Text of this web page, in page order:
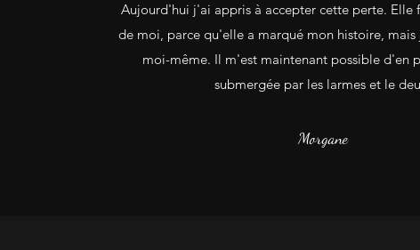
Aujourd'hui j'ai appris à accepter cette perte. Elle
de moi, parce qu'elle a marqué mon histoire, mais
moi-même. Il m'est maintenant possible d'en
submergée par les larmes et le
Morgane